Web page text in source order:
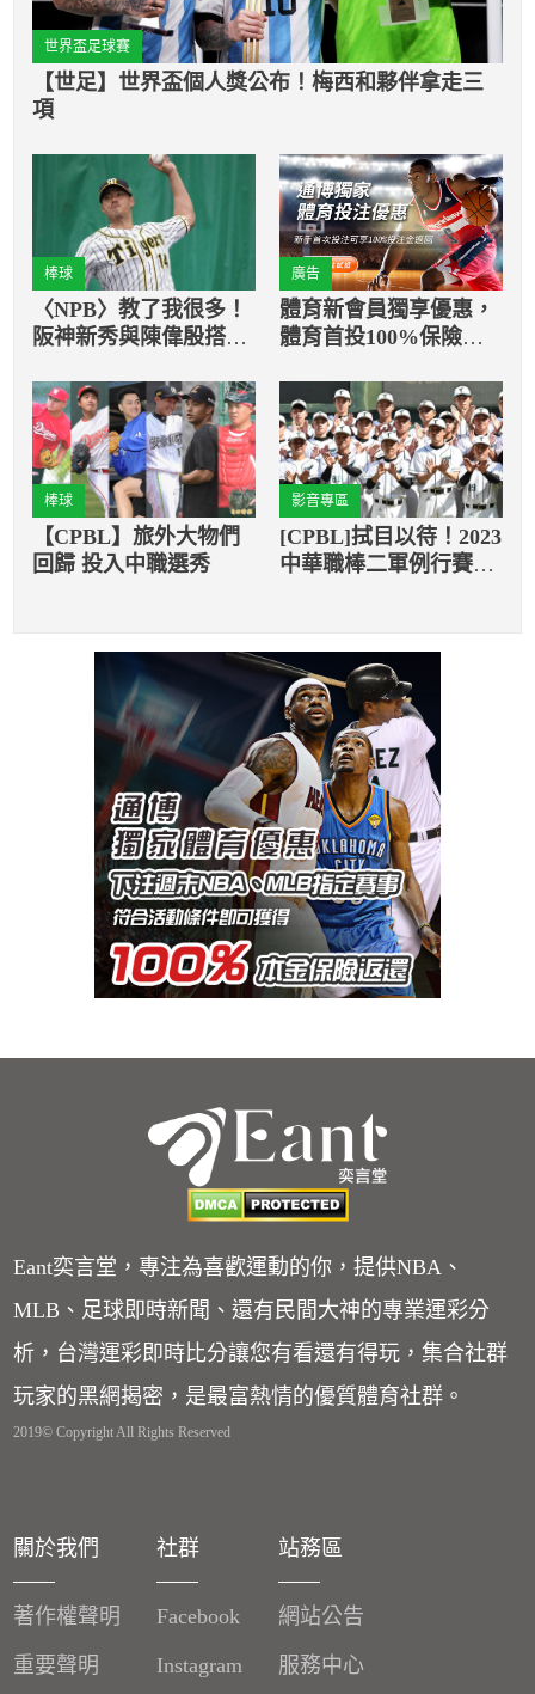
世界盃足球賽
【世足】世界盃個人獎公布！梅西和夥伴拿走三
項
棒球
〈NPB〉教了我很多！
阪神新秀與陳偉殷搭建
廣告
體育新會員獨享優惠，
體育首投100%保險返
棒球
【CPBL】旅外大物們
回歸 投入中職選秀
影音專區
[CPBL]拭目以待！2023
中華職棒二軍例行賽4
Eant奕言堂，專注為喜歡運動的你，提供NBA、
MLB、足球即時新聞、還有民間大神的專業運彩分
析，台灣運彩即時比分讓您有看還有得玩，集合社群
玩家的黑網揭密，是最富熱情的優質體育社群。
2019© Copyright All Rights Reserved
關於我們
著作權聲明
重要聲明
社群
Facebook
Instagram
站務區
網站公告
服務中心